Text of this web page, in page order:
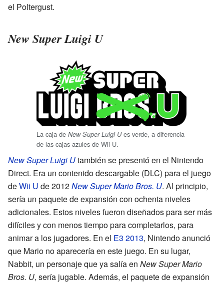
el Poltergust.
New Super Luigi U
La caja de New Super Luigi Ues verde, a diferencia
de las cajas azules de Wii U.
New Super Luigi Utambién se presentó en el Nintendo
Direct. Era un contenido descargable (DLC) para el juego
deWii U de 2012New Super Mario Bros. U. Al principio,
sería un paquete de expansión con ochenta niveles
adicionales. Estos niveles fueron diseñados para ser más
difíciles y con menos tiempo para completarlos, para
animar a los jugadores. En el E3 2013, Nintendo anunció
que Mario no aparecería en este juego. En su lugar,
Nabbit, un personaje que ya salía en New Super Mario
Bros. U, sería jugable. Además, el paquete de expansión